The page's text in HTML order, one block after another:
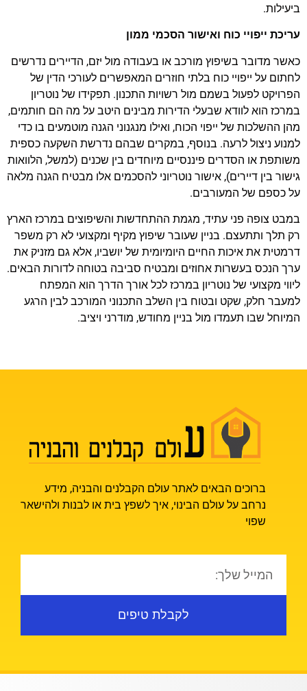
ביעילות.
עריכת ייפויי כוח ואישור הסכמי ממון
כאשר מדובר בשיפוץ מורכב או בעבודה מול יזם, הדיירים נדרשים
לחתום על ייפויי כוח בלתי חוזרים המאפשרים לעורכי הדין של
הפרויקט לפעול בשמם מול רשויות התכנון. תפקידו של נוטריון
במרכז הוא לוודא שבעלי הדירות מבינים היטב על מה הם חותמים,
מהן ההשלכות של ייפוי הכוח, ואילו מנגנוני הגנה מוטמעים בו כדי
למנוע ניצול לרעה. בנוסף, במקרים שבהם נדרשת השקעה כספית
משותפת או הסדרים פיננסיים מיוחדים בין שכנים (למשל, הלוואות
גישור בין דיירים), אישור נוטריוני להסכמים אלו מבטיח הגנה מלאה
על כספם של המעורבים.
במבט צופה פני עתיד, מגמת ההתחדשות והשיפוצים במרכז הארץ
רק תלך ותתעצם. בניין שעובר שיפוץ מקיף ומקצועי לא רק משפר
דרמטית את איכות החיים היומיומית של יושביו, אלא גם מזניק את
ערך הנכס בעשרות אחוזים ומבטיח סביבה בטוחה לדורות הבאים.
ליווי מקצועי של נוטריון במרכז לכל אורך הדרך הוא המפתח
למעבר חלק, שקט ובטוח בין השלב התכנוני המורכב לבין הרגע
המיוחל שבו תעמדו מול בניין מחודש, מודרני ויציב.
ברוכים הבאים לאתר עולם הקבלנים והבניה, מידע
נרחב על עולם הבינוי, איך לשפץ בית או לבנות ולהישאר
שפוי
לקבלת טיפים